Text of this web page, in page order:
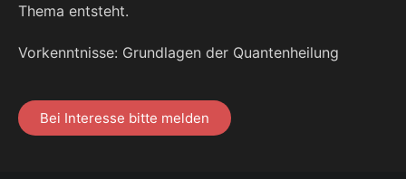
The­ma entsteht.
Vor­kennt­nis­se: Grund­la­gen der Quantenheilung
Bei Inter­es­se bit­te melden